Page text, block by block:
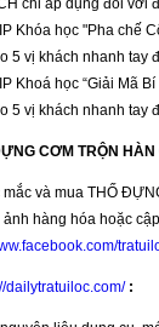
chỉ áp dụng đối với
Khóa học "Pha chế
5 vị khách nhanh tay
Khoá học “Giải Mã
5 vị khách nhanh tay
CƠM TRỘN HÀN
và mua THỐ
hàng hóa hoặc
dailytratuiloc.com/: